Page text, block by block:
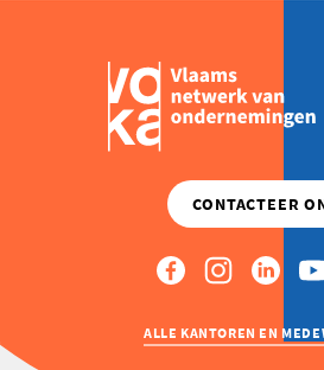
ALLE KANTOREN EN